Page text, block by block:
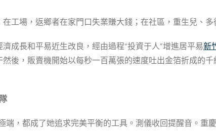
工場，返鄉者在家門口失業賺大錢；在社區，重生兒、
成長和平易近生改良，經由過程“投資于人”增進居平易新
後，販賣機開始以每秒一百萬張的速度吐出金箔折成的
，都成了她追求完美平衡的工具。測儀收回提醒音。重